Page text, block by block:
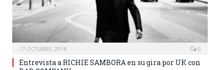
17 OCTUBRE, 2016 0
Entrevista a RICHIE SAMBORA en su gira por UK con